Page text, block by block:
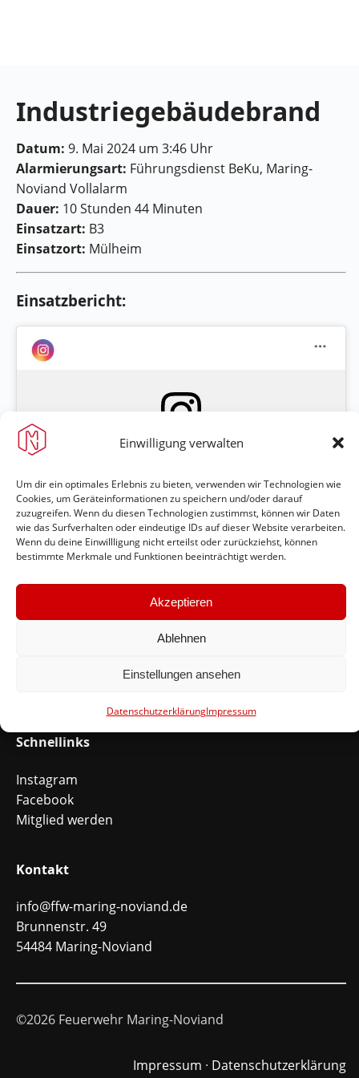
Einwilligung verwalten
Um dir ein optimales Erlebnis zu bieten, verwenden wir Technologien wie
Cookies, um Geräteinformationen zu speichern und/oder darauf
zuzugreifen. Wenn du diesen Technologien zustimmst, können wir Daten
wie das Surfverhalten oder eindeutige IDs auf dieser Website verarbeiten.
Wenn du deine Einwillligung nicht erteilst oder zurückziehst, können
bestimmte Merkmale und Funktionen beeinträchtigt werden.
Akzeptieren
Ablehnen
Einstellungen ansehen
DatenschutzerklärungImpressum
Industriegebäudebrand
Datum: 9. Mai 2024 um 3:46 Uhr
Alarmierungsart: Führungsdienst BeKu, Maring-
Noviand Vollalarm
Dauer: 10 Stunden 44 Minuten
Einsatzart: B3
Einsatzort: Mülheim
Einsatzbericht:
Ein Beitrag geteilt von Feuerwehr Maring-Noviand (@ffw_maring_noviand)
Klicke hier, um Marketing-Cookies zu
akzeptieren und diesen Inhalt zu aktivieren
Schnellinks
Instagram
Facebook
Mitglied werden
Kontakt
info@ffw-maring-noviand.de
Brunnenstr. 49
54484 Maring-Noviand
©2026 Feuerwehr Maring-Noviand
Impressum · Datenschutzerklärung